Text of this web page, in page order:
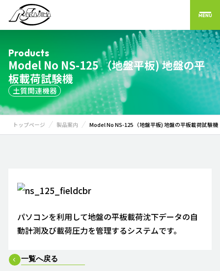
MENU
Products
Model No NS-125 （地盤平板) 地盤の平
板載荷試験機
土質関連機器
トップページ 製品案内 Model No NS-125 （地盤平板) 地盤の平板載荷試験機
パソコンを利用して地盤の平板載荷沈下データの自
動計測及び載荷圧力を管理するシステムです。
一覧へ戻る